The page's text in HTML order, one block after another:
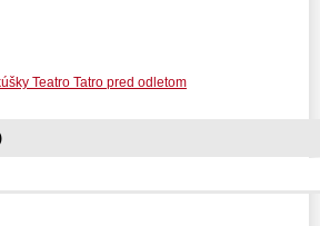
Teatro Tatro pred odletom